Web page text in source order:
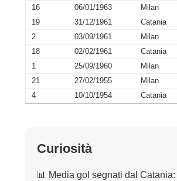
16
06/01/1963 Milan
19
31/12/1961 Catania
2
03/09/1961 Milan
18
02/02/1961 Catania
1
25/09/1960 Milan
21
27/02/1955 Milan
4
10/10/1954 Catania
Curiosità
📊 Media gol segnati dal Catania: